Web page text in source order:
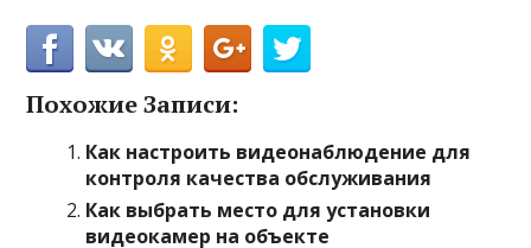
Похожие Записи:
Как настроить видеонаблюдение для
контроля качества обслуживания
Как выбрать место для установки
видеокамер на объекте